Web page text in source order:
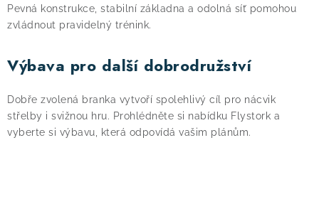
Pevná konstrukce, stabilní základna a odolná síť pomohou
zvládnout pravidelný trénink.
Výbava pro další dobrodružství
Dobře zvolená branka vytvoří spolehlivý cíl pro nácvik
střelby i svižnou hru. Prohlédněte si nabídku Flystork a
vyberte si výbavu, která odpovídá vašim plánům.